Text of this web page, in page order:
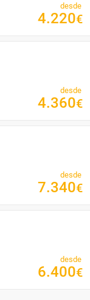
desde
4.220€
desde
4.360€
desde
7.340€
desde
6.400€